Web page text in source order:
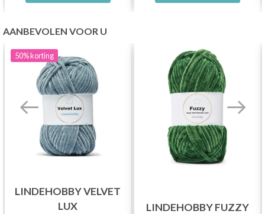
AANBEVOLEN VOOR U
50%korting
LINDEHOBBY VELVET
LUX
LINDEHOBBY FUZZY